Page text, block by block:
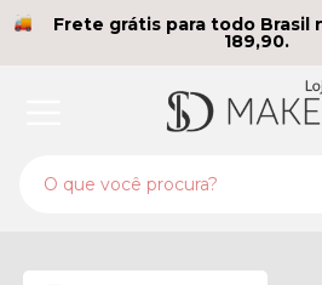
Frete grátis para todo Brasil
189,90.